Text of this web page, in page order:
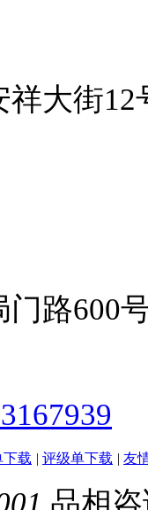
大街
路600
下载 | 评级单下载 | 友